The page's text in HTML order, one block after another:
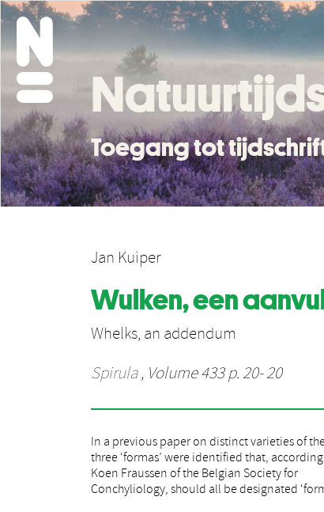
Toegang tot
Jan Kuiper
Wulken, een
Whelks, an addendum
Spirula, Volume 433 p. 20- 20
In a previous paper on distinct varieties of
three ‘formas’ were identified that, according
Koen Fraussen of the Belgian Society for
Conchyliology, should all be designated
vulgare da Costa, 1778’. Among these was a
labelled by the author as ‘forma littoralis’. Mr.
sent me two specimens of that variety which are shown